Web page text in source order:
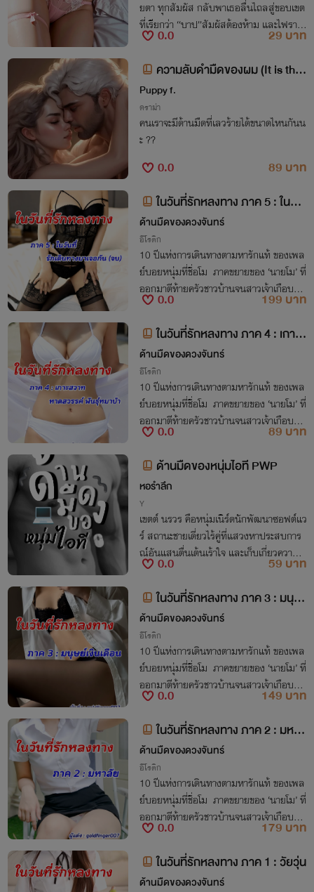
ยตา ทุกสัมผัส กลับพาเธอลื่นไถลสู่ขอบเขต
ที่เรียกว่า “บาป”สัมผัสต้องห้าม และไฟราคะ
ที่ร้อนแรง ผลักพวกเขาเข้าสู่วังวนพิศวาส ที่
า
0.0
29 บาท
ความลับดำมืดของผม (It is the
dark)
Puppy f.
ดราม่า
คนเราจะมีด้านมืดที่เลวร้ายได้ขนาดไหนกันน
ะ ??
0.0
89 บาท
ในวันที่รักหลงทาง ภาค 5 : ในวัน
ที่รักเดินทางมาเจอกัน (จบ)
ด้านมืดของดวงจันทร์
อีโรติก
10 ปีแห่งการเดินทางตามหารักแท้ ของเพล
ย์บอยหนุ่มที่ชื่อโม ภาคขยายของ ‘นายโม’ ที่
ออกมาตีท้ายครัวชาวบ้านจนสาวเจ้าเกือบบ้า
นแตก ในเรื่อง ‘คบเด็กสร้างบ้าน’
0.0
199 บาท
ในวันที่รักหลงทาง ภาค 4 : เกาะส
วาท หาดสวรรค์ พันธุ์หมาบ้า
ด้านมืดของดวงจันทร์
อีโรติก
10 ปีแห่งการเดินทางตามหารักแท้ ของเพล
ย์บอยหนุ่มที่ชื่อโม ภาคขยายของ ‘นายโม’ ที่
ออกมาตีท้ายครัวชาวบ้านจนสาวเจ้าเกือบบ้า
นแตก ในเรื่อง ‘คบเด็กสร้างบ้าน’
0.0
89 บาท
ด้านมืดของหนุ่มไอที PWP
หอรำลึก
Y
เขตต์ นรวร คือหนุ่มเนิร์ดนักพัฒนาซอฟต์แว
ร์ สถานะชายเดี่ยวไร้คู่ที่แสวงหาประสบการ
ณ์อันแสนตื่นเต้นเร้าใจ และเก็บเกี่ยวความสุ
ขจากร่างกายของตัวเองด้วยเซ็กซ์ เพื่อผ่อนค
ลายความตึงเครียดจากการทำงานให้สบายตั
ว
0.0
59 บาท
ในวันที่รักหลงทาง ภาค 3 : มนุษ
ย์เงินเดือน
ด้านมืดของดวงจันทร์
อีโรติก
10 ปีแห่งการเดินทางตามหารักแท้ ของเพล
ย์บอยหนุ่มที่ชื่อโม ภาคขยายของ ‘นายโม’ ที่
ออกมาตีท้ายครัวชาวบ้านจนสาวเจ้าเกือบบ้า
นแตก ในเรื่อง ‘คบเด็กสร้างบ้าน’
0.0
149 บาท
ในวันที่รักหลงทาง ภาค 2 : มหาลั
ย
ด้านมืดของดวงจันทร์
อีโรติก
10 ปีแห่งการเดินทางตามหารักแท้ ของเพล
ย์บอยหนุ่มที่ชื่อโม ภาคขยายของ ‘นายโม’ ที่
ออกมาตีท้ายครัวชาวบ้านจนสาวเจ้าเกือบบ้า
นแตก ในเรื่อง ‘คบเด็กสร้างบ้าน’
0.0
179 บาท
ในวันที่รักหลงทาง ภาค 1 : วัยวุ่น
ด้านมืดของดวงจันทร์